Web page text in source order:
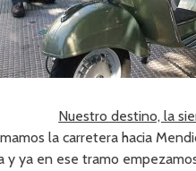
Nuestro destino, la
la carretera hacia
y ya en ese tramo